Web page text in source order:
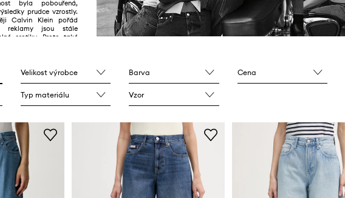
byla pobouřená,
prudce vzrostly.
Calvin Klein pořád
reklamy jsou stále
erotiky. Proto také
Velikost výrobce Barva Cena
Typ materiálu Vzor